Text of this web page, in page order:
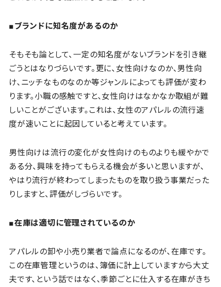
■ブランドに知名度があるのか
そもそも論として、一定の知名度がないブランドを引き継
ごうとはなりづらいです。更に、女性向けなのか、男性向
け、ニッチなものなのか等ジャンルによっても評価が変わ
ります。小職の感触ですと、女性向けはなかなか取組が難
しいことがございます。これは、女性のアパレルの流行速
度が速いことに起因していると考えています。
男性向けは流行の変化が女性向けのものよりも緩やかで
ある分、興味を持ってもらえる機会が多いと思いますが、
やはり流行が終わってしまったものを取り扱う事業だった
りしますと、評価がしづらいです。
■在庫は適切に管理されているのか
アパレルの卸や小売り業者で論点になるのが、在庫です。
この在庫管理というのは、簿価に計上していますから大丈
夫です、という話ではなく、季節ごとに仕入する在庫がきち